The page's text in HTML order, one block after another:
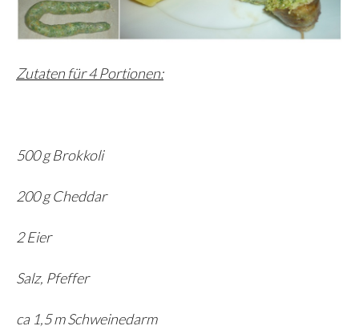
Zutaten für 4 Portionen:
500 g Brokkoli
200 g Cheddar
2 Eier
Salz, Pfeffer
ca 1,5 m Schweinedarm